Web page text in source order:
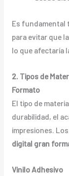
Es fundamental
para evitar que
lo que afectaría
2. Tipos de
Formato
El tipo de
durabilidad, el
impresiones.
digital gran
Vinilo Adhesivo